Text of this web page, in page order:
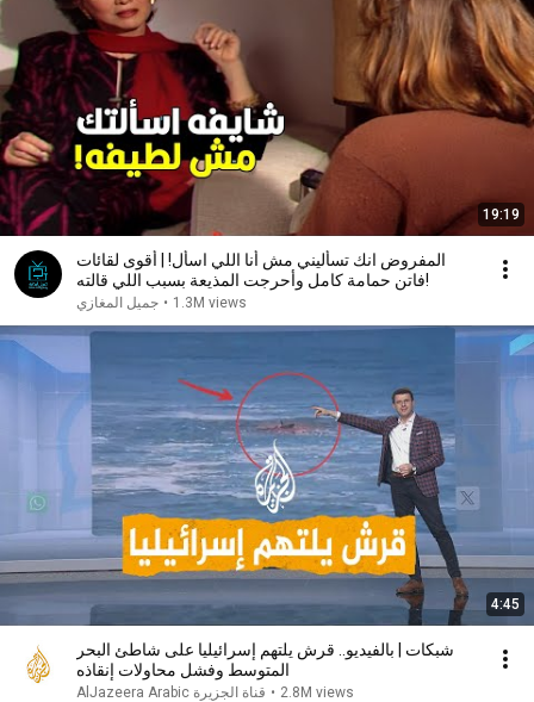
19:19
المفروض انك تسأليني مش أنا اللي اسأل! | أقوى لقائات
فاتن حمامة كامل وأحرجت المذيعة بسبب اللي قالته!
جميل المغازي • 1.3M views
4:45
شبكات | بالفيديو.. قرش يلتهم إسرائيليا على شاطئ البحر
المتوسط وفشل محاولات إنقاذه
AlJazeera Arabic قناة الجزيرة • 2.8M views